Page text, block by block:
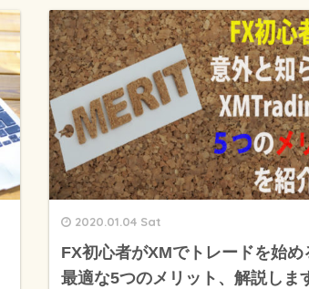
2020.01.04 Sat
FX初心者がXMでトレードを始め
最適な5つのメリット、解説しま